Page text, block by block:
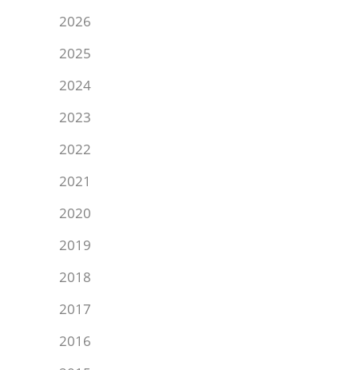
2026
2025
2024
2023
2022
2021
2020
2019
2018
2017
2016